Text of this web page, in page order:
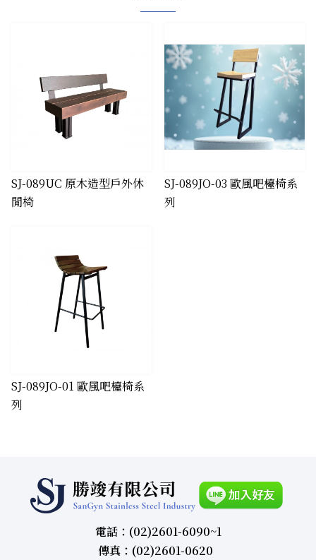
SJ-089UC 原木造型戶外休
閒椅
SJ-089JO-03 歐風吧檯椅系
列
SJ-089JO-01 歐風吧檯椅系
列
電話：(02)2601-6090~1
傳真：(02)2601-0620